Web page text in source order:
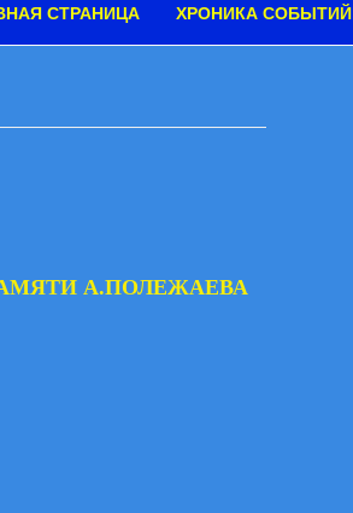
СТРАНИЦА ХРОНИКА СОБЫТИЙ
А.ПОЛЕЖАЕВА